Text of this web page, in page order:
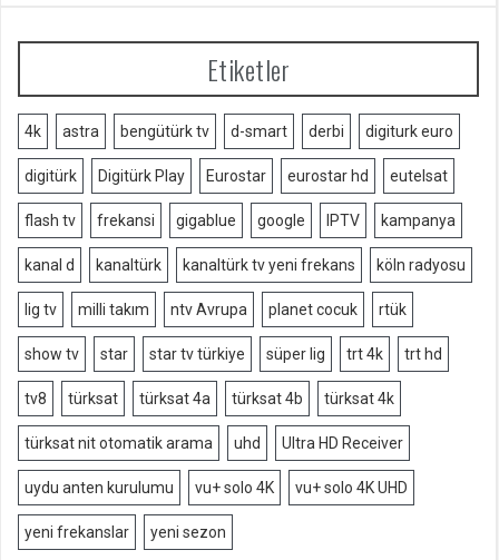
Etiketler
4k astra bengütürk tv d-smart derbi digiturk euro
digitürk Digitürk Play Eurostar eurostar hd eutelsat
flash tv frekansi gigablue google IPTV kampanya
kanal d kanaltürk kanaltürk tv yeni frekans köln radyosu
lig tv milli takım ntv Avrupa planet cocuk rtük
show tv star star tv türkiye süper lig trt 4k trt hd
tv8 türksat türksat 4a türksat 4b türksat 4k
türksat nit otomatik arama uhd Ultra HD Receiver
uydu anten kurulumu vu+ solo 4K vu+ solo 4K UHD
yeni frekanslar yeni sezon